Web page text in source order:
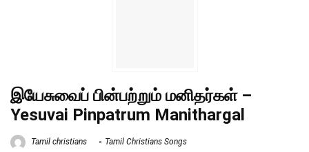
இயேசுவைப் பின்பற்றும் மனிதர்கள் –
Yesuvai Pinpatrum Manithargal
Tamil christians Tamil Christians Songs